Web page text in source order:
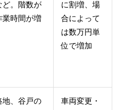
ど。階数が
業時間が増
に割増、場
合によって
は数万円単
位で増加
地、谷戸の
車両変更・